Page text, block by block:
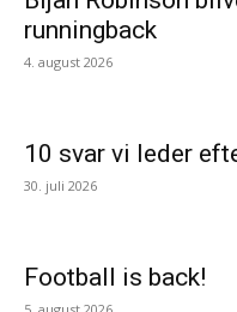
runningback
4. august 2026
10 svar vi leder
30. juli 2026
Football is back!